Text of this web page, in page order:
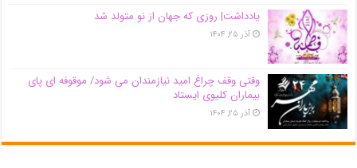
یادداشت| روزی که جهان از نو متولد شد
آذر ۲۵, ۱۴۰۴
وقتی وقف چراغ امید نیازمندان می شود/ موقوفه ای پای
بیماران کلیوی ایستاد
آذر ۲۵, ۱۴۰۴